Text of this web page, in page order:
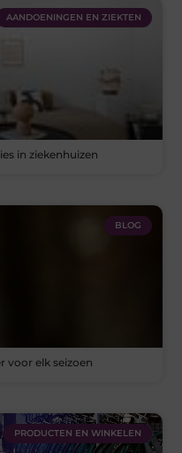
AANDOENINGEN EN ZIEKTEN
in ziekenhuizen
BLOG
voor elk seizoen
PRODUCTEN EN WINKELEN